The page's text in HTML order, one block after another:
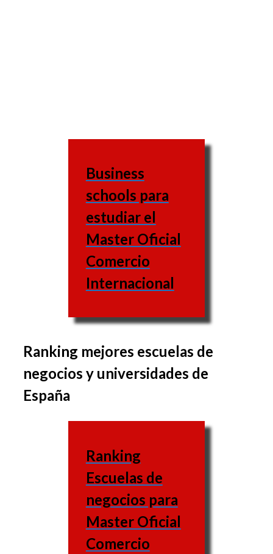
Business
schools para
estudiar el
Master Oficial
Comercio
Internacional
El conjunto de materias
puede variar de una
otra, al igual que las
Escuela
de
negocios
UNED
Ranking mejores escuelas de
negocios y universidades de
España
Ranking
Escuelas de
negocios para
Master Oficial
Comercio